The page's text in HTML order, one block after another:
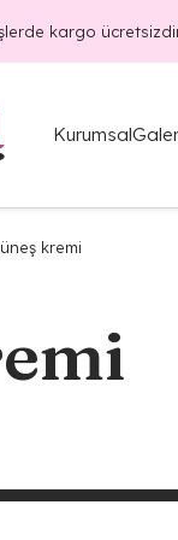
kargo
Kurumsal
kremi